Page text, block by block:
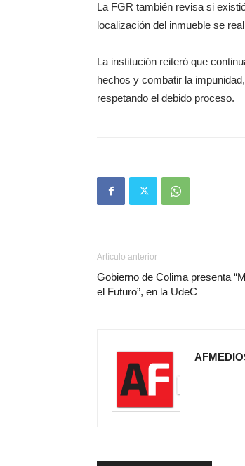
La FGR también revisa si
localización del inmueble se
La institución reiteró que
hechos y combatir la
respetando el debido proceso.
Artículo anterior
Gobierno de Colima presenta
el Futuro”, en la UdeC